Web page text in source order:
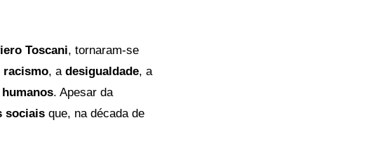
Toscani, tornaram-se
racismo, adesigualdade, a
. Apesar da
sociais que, na década de